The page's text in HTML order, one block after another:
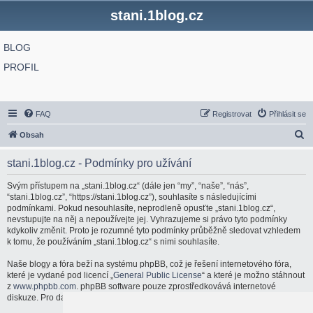
stani.1blog.cz
BLOG
PROFIL
FAQ Přihlásit se
Registrovat
Obsah
stani.1blog.cz - Podmínky pro užívání
Svým přístupem na „stani.1blog.cz“ (dále jen “my”, “naše”, “nás”,
“stani.1blog.cz”, “https://stani.1blog.cz”), souhlasíte s následujícími
podmínkami. Pokud nesouhlasíte, neprodleně opusťte „stani.1blog.cz“,
nevstupujte na něj a nepoužívejte jej. Vyhrazujeme si právo tyto podmínky
kdykoliv změnit. Proto je rozumné tyto podmínky průběžně sledovat vzhledem
k tomu, že používáním „stani.1blog.cz“ s nimi souhlasíte.
Naše blogy a fóra beží na systému phpBB, což je řešení internetového fóra,
které je vydané pod licencí „General Public License“ a které je možno stáhnout
z www.phpbb.com. phpBB software pouze zprostředkovává internetové
diskuze. Pro další informace o phpBB navštivte: